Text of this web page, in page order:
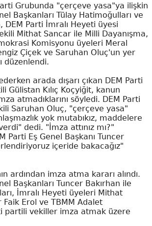
Grubunda "çerçeve yasa"ya ilişkin
Başkanları Tülay Hatimoğulları ve
DEM Parti İmralı Heyeti üyesi
Mithat Sancar ile Milli Dayanışma,
Komisyonu üyeleri Meral
Çiçek ve Saruhan Oluç'un yer
düzenlendi.
arada dışarı çıkan DEM Parti
Gülistan Kılıç Koçyiğit, kanun
atmadıklarını söyledi. DEM Parti
Saruhan Oluç, "çerçeve yasa"
yok mutabıkız, maddelere
dedi. "İmza attınız mı?"
Parti Eş Genel Başkanı Tuncer
içeride bakacağız"
ardından imza atma kararı alındı.
Başkanları Tuncer Bakırhan ile
İmralı Heyeti üyeleri Mithat
Faik Erol ve TBMM Adalet
partili vekiller imza atmak üzere